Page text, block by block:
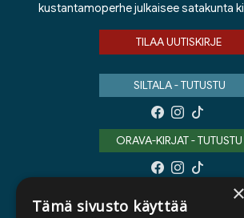
kustantamoperhe julkaisee satakunta
TILAA UUTISKIRJE
SILTALA - TUTUSTU
ORAVA-KIRJAT - TUTUSTU
×
Tämä sivusto käyttää